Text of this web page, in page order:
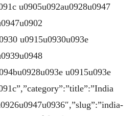
u0905u092au0928u0947
u0915u0930u093e
u0915u093e